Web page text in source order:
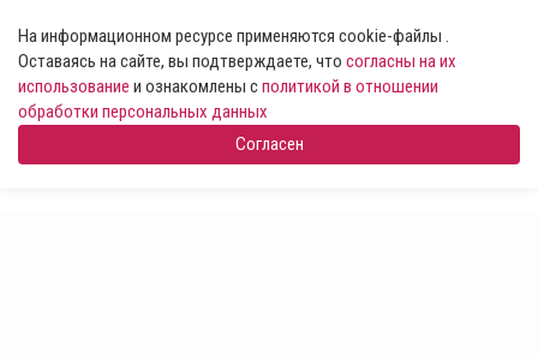
На информационном ресурсе применяются cookie-файлы .
Оставаясь на сайте, вы подтверждаете, что согласны на их
использование и ознакомлены сполитикой в отношении
обработки персональных данных
Согласен